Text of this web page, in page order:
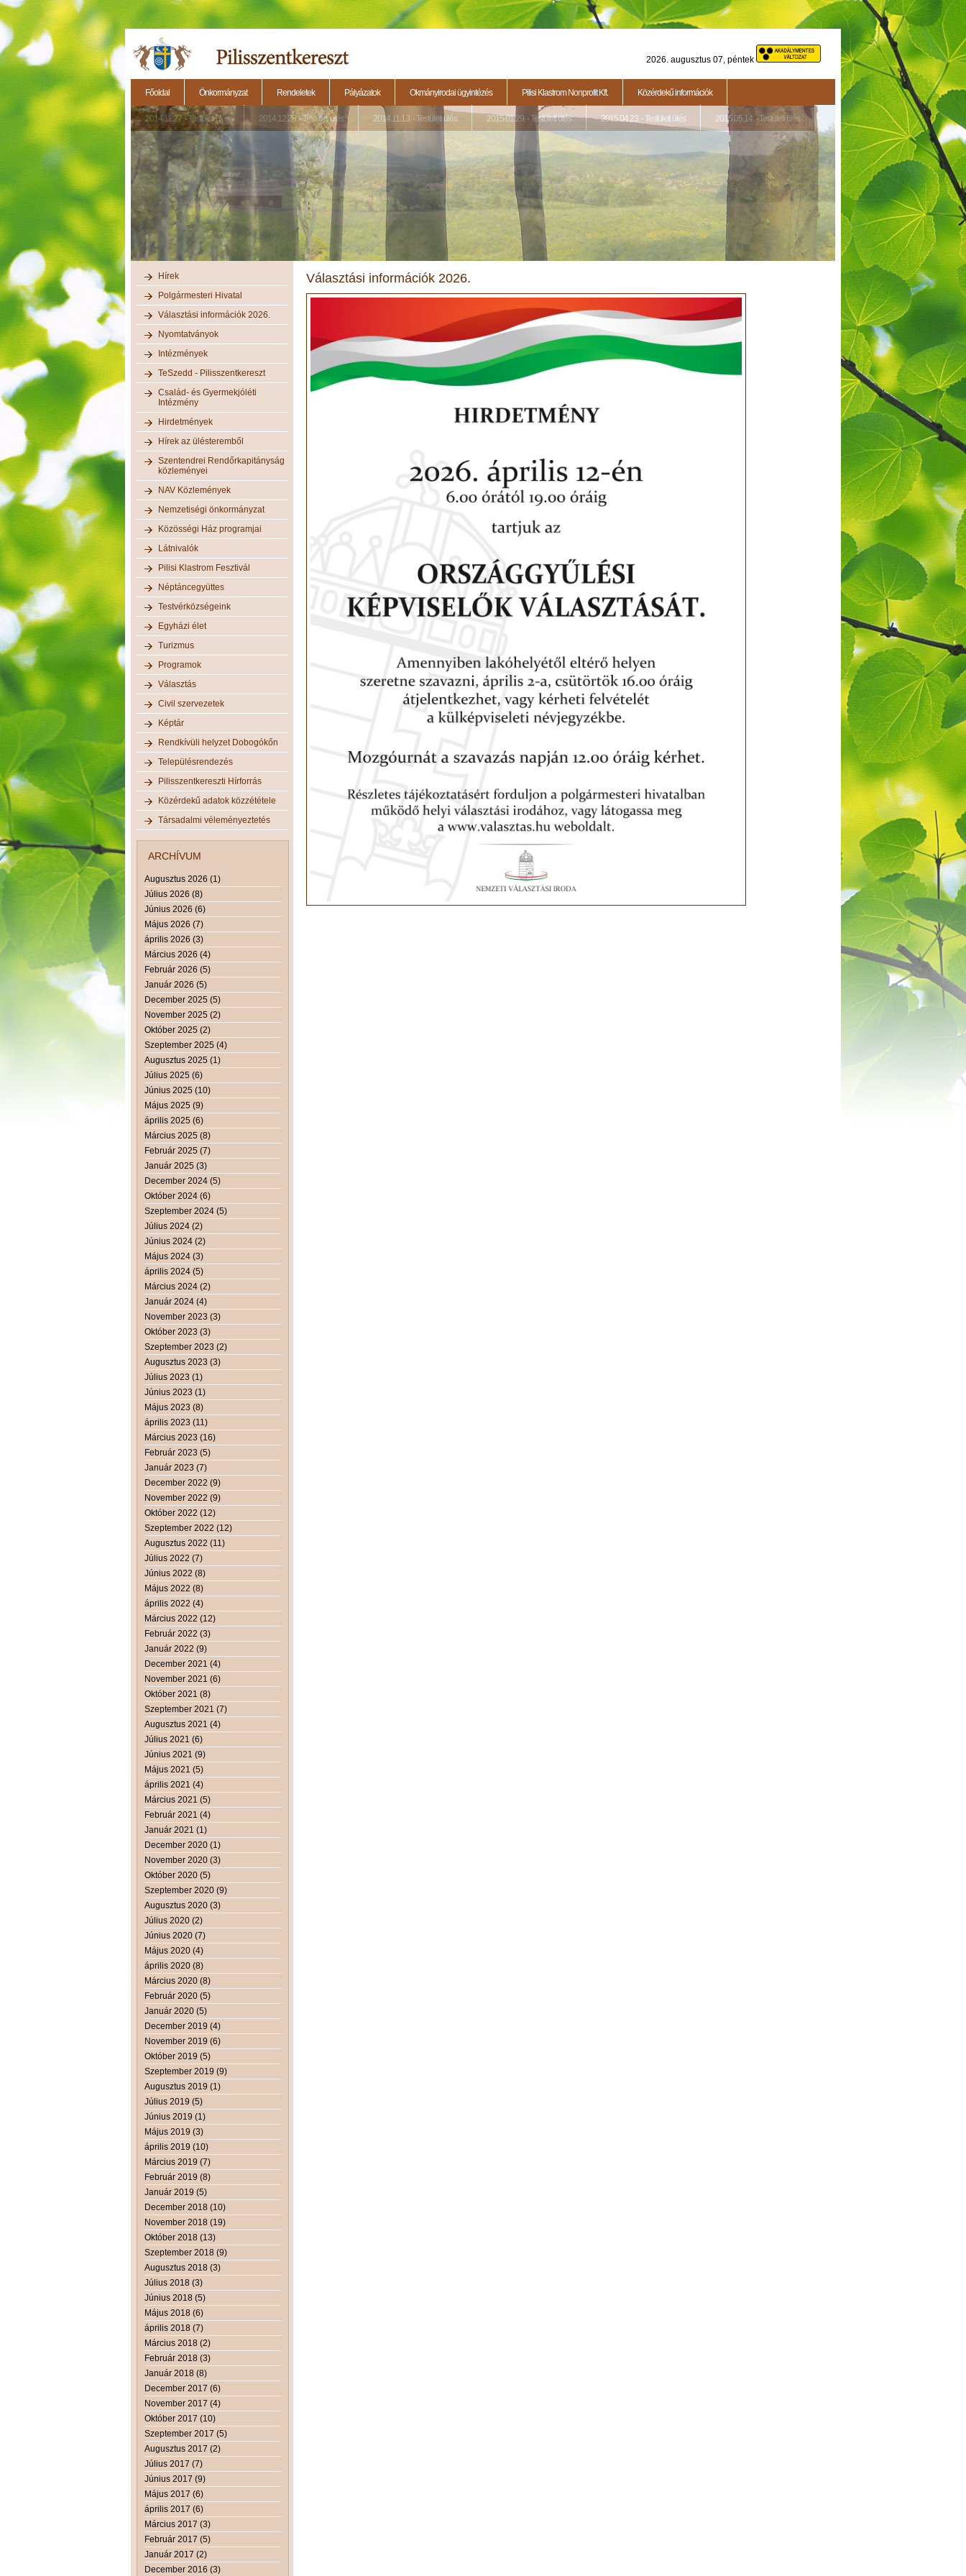
2026. augusztus 07, péntek
Főoldal Önkormányzat Rendeletek Pályázatok Okmányirodai ügyintézés Pilisi Klastrom Nonprofit Kft. Közérdekű információk
2014.11.27. - Testületi ülés 2014.12.28. - Testületi ülés 2014.11.13. - Testületi ülés 2015.01.29. - Testületi ülés 2015.04.23. - Testületi ülés 2015.05.14. - Testületi ülés
Hírek
Polgármesteri Hivatal
Választási információk 2026.
Nyomtatványok
Intézmények
TeSzedd - Pilisszentkereszt
Család- és Gyermekjóléti
Intézmény
Hirdetmények
Hírek az ülésteremből
Szentendrei Rendőrkapitányság
közleményei
NAV Közlemények
Nemzetiségi önkormányzat
Közösségi Ház programjai
Látnivalók
Pilisi Klastrom Fesztivál
Néptáncegyüttes
Testvérközségeink
Egyházi élet
Turizmus
Programok
Választás
Civil szervezetek
Képtár
Rendkívüli helyzet Dobogókőn
Településrendezés
Pilisszentkereszti Hírforrás
Közérdekű adatok közzététele
Társadalmi véleményeztetés
ARCHÍVUM
Augusztus 2026 (1)
Július 2026 (8)
Június 2026 (6)
Május 2026 (7)
április 2026 (3)
Március 2026 (4)
Február 2026 (5)
Január 2026 (5)
December 2025 (5)
November 2025 (2)
Október 2025 (2)
Szeptember 2025 (4)
Augusztus 2025 (1)
Július 2025 (6)
Június 2025 (10)
Május 2025 (9)
április 2025 (6)
Március 2025 (8)
Február 2025 (7)
Január 2025 (3)
December 2024 (5)
Október 2024 (6)
Szeptember 2024 (5)
Július 2024 (2)
Június 2024 (2)
Május 2024 (3)
április 2024 (5)
Március 2024 (2)
Január 2024 (4)
November 2023 (3)
Október 2023 (3)
Szeptember 2023 (2)
Augusztus 2023 (3)
Július 2023 (1)
Június 2023 (1)
Május 2023 (8)
április 2023 (11)
Március 2023 (16)
Február 2023 (5)
Január 2023 (7)
December 2022 (9)
November 2022 (9)
Október 2022 (12)
Szeptember 2022 (12)
Augusztus 2022 (11)
Július 2022 (7)
Június 2022 (8)
Május 2022 (8)
április 2022 (4)
Március 2022 (12)
Február 2022 (3)
Január 2022 (9)
December 2021 (4)
November 2021 (6)
Október 2021 (8)
Szeptember 2021 (7)
Augusztus 2021 (4)
Július 2021 (6)
Június 2021 (9)
Május 2021 (5)
április 2021 (4)
Március 2021 (5)
Február 2021 (4)
Január 2021 (1)
December 2020 (1)
November 2020 (3)
Október 2020 (5)
Szeptember 2020 (9)
Augusztus 2020 (3)
Július 2020 (2)
Június 2020 (7)
Május 2020 (4)
április 2020 (8)
Március 2020 (8)
Február 2020 (5)
Január 2020 (5)
December 2019 (4)
November 2019 (6)
Október 2019 (5)
Szeptember 2019 (9)
Augusztus 2019 (1)
Július 2019 (5)
Június 2019 (1)
Május 2019 (3)
április 2019 (10)
Március 2019 (7)
Február 2019 (8)
Január 2019 (5)
December 2018 (10)
November 2018 (19)
Október 2018 (13)
Szeptember 2018 (9)
Augusztus 2018 (3)
Július 2018 (3)
Június 2018 (5)
Május 2018 (6)
április 2018 (7)
Március 2018 (2)
Február 2018 (3)
Január 2018 (8)
December 2017 (6)
November 2017 (4)
Október 2017 (10)
Szeptember 2017 (5)
Augusztus 2017 (2)
Július 2017 (7)
Június 2017 (9)
Május 2017 (6)
április 2017 (6)
Március 2017 (3)
Február 2017 (5)
Január 2017 (2)
December 2016 (3)
Választási információk 2026.